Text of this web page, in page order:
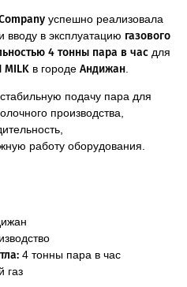
успешно реализовала
вводу в эксплуатацию газового
4 тонны пара в час для
MILK в городе Андижан
подачу пара для
производства,
работу оборудования.
4 тонны пара в час
газ